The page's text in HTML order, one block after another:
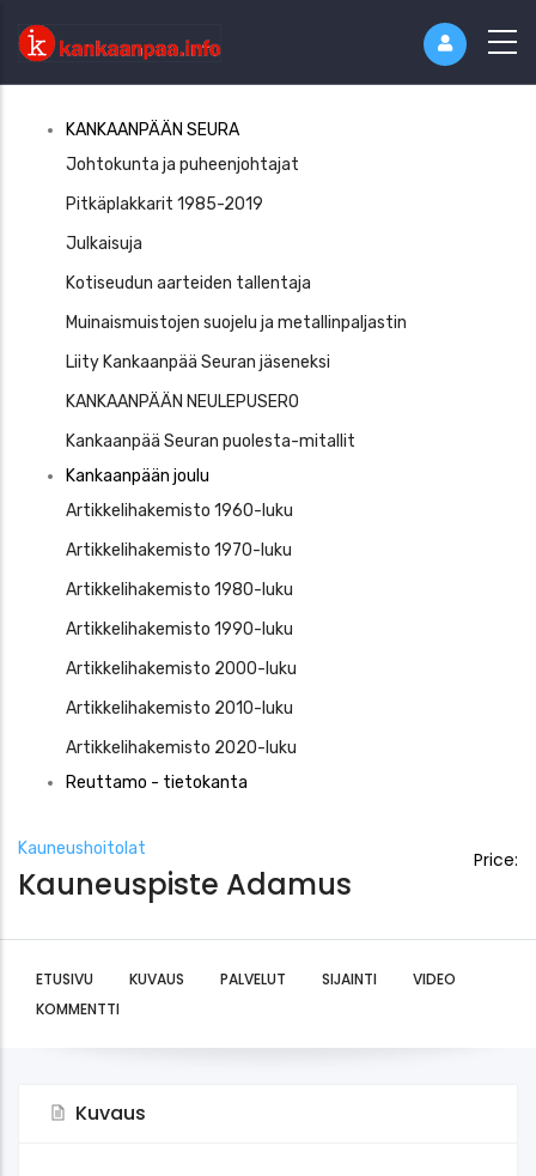
Kankaaanpää
Seura
KANKAANPÄÄN SEURA
Johtokunta ja puheenjohtajat
Pitkäplakkarit 1985-2019
Julkaisuja
Kotiseudun aarteiden tallentaja
Muinaismuistojen suojelu ja metallinpaljastin
Liity Kankaanpää Seuran jäseneksi
KANKAANPÄÄN NEULEPUSERO
Kankaanpää Seuran puolesta-mitallit
Kankaanpään joulu
Artikkelihakemisto 1960-luku
Artikkelihakemisto 1970-luku
Artikkelihakemisto 1980-luku
Artikkelihakemisto 1990-luku
Artikkelihakemisto 2000-luku
Artikkelihakemisto 2010-luku
Artikkelihakemisto 2020-luku
Reuttamo - tietokanta
Kauneushoitolat
Kauneuspiste Adamus
Price:
ETUSIVU KUVAUS PALVELUT SIJAINTI
VIDEO
KOMMENTTI
Kuvaus